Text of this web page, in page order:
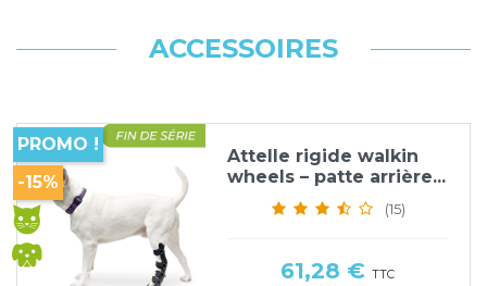
ACCESSOIRES
Attelle rigide walkin
wheels – patte arrière...
(15)
Prix
61,28 €TTC
PROMO !
-15%